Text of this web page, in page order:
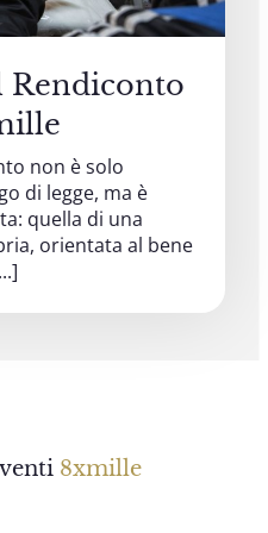
2025
e Edilizia di
culturali
DEI PROGETTI DI
CULTURALI
gestione e
non è solo
di legge, ma è
quella di una
orientata al bene
8xmille